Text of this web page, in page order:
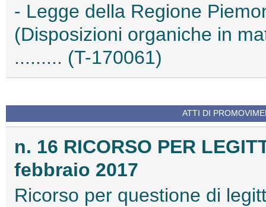
- Legge della Regione
(Disposizioni organiche in
......... (T-170061)
ATTI DI
n. 16 RICORSO PER
febbraio 2017
Ricorso per questione di